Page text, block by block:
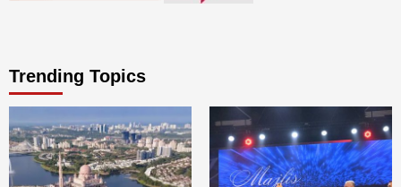
Trending Topics